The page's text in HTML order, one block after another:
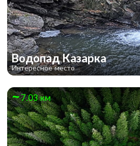
Водопад Казарка
Интересное место
7.03 км